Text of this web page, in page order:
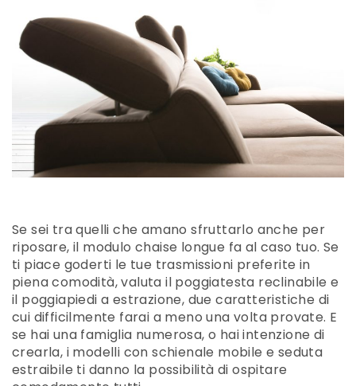
Se sei tra quelli che amano sfruttarlo anche per
riposare, il modulo chaise longue fa al caso tuo. Se
ti piace goderti le tue trasmissioni preferite in
piena comodità, valuta il poggiatesta reclinabile e
il poggiapiedi a estrazione, due caratteristiche di
cui difficilmente farai a meno una volta provate. E
se hai una famiglia numerosa, o hai intenzione di
crearla, i modelli con schienale mobile e seduta
estraibile ti danno la possibilità di ospitare